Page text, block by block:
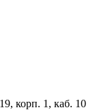
корп. 1, каб. 10